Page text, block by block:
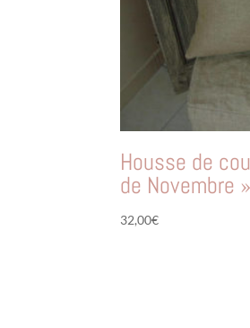
Housse de
de Novembre »
32,00€